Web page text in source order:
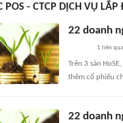
POS - CTCP DỊCH VỤ
22 doanh
1 liên
Trên 3 sàn
thêm cổ phiếu
22 doanh